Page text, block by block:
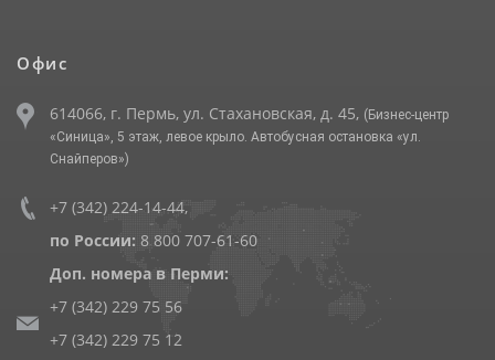
Офис
614066, г. Пермь, ул. Стахановская, д. 45, (Бизнес-центр
«Синица», 5 этаж, левое крыло. Автобусная остановка «ул.
Снайперов»)
+7 (342) 224-14-44,
по России: 8 800 707-61-60
Доп. номера в Перми:
+7 (342) 229 75 56
+7 (342) 229 75 12